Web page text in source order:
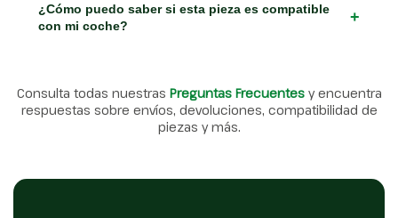
¿Cómo puedo saber si esta pieza es compatible
con mi coche?
+
Consulta todas nuestras Preguntas Frecuentes y encuentra
respuestas sobre envíos, devoluciones, compatibilidad de
piezas y más.